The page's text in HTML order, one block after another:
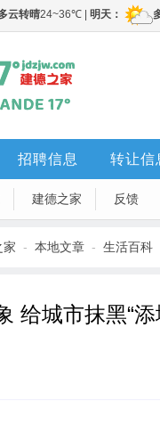
招聘信息 转让信
建德之家 反馈
家 - 本地文章 - 生活百科
给城市抹黑“添